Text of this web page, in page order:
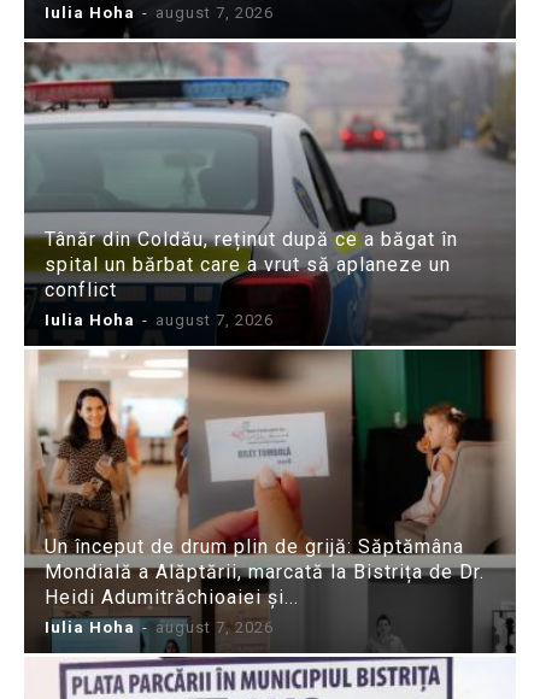
Iulia Hoha - august 7, 2026
Tânăr din Coldău, reținut după ce a băgat în
spital un bărbat care a vrut să aplaneze un
conflict
Iulia Hoha - august 7, 2026
Un început de drum plin de grijă: Săptămâna
Mondială a Alăptării, marcată la Bistrița de Dr.
Heidi Adumitrăchioaiei și...
Iulia Hoha - august 7, 2026